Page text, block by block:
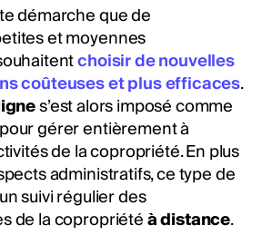
démarche que de
et moyennes
choisir de nouvelles
coûteuses et plus efficaces.
s’est alors imposé comme
gérer entièrement à
de la copropriété. En plus
administratifs, ce type de
suivi régulier des
de la copropriétéà distance.